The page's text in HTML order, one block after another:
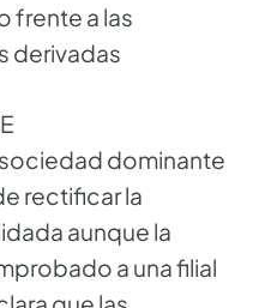
frente a las
derivadas
sociedad dominante
rectificar la
aunque la
a una filial